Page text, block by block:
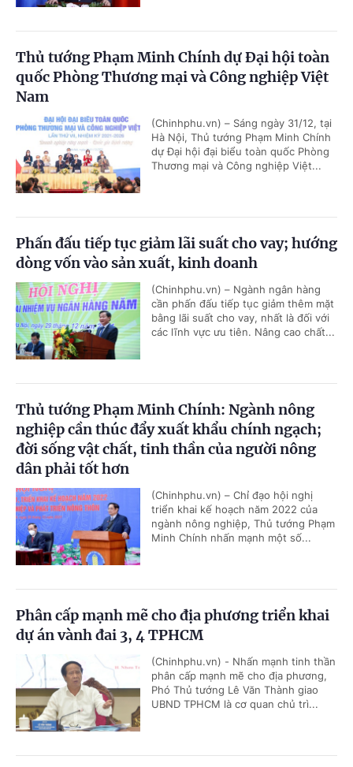
Thủ tướng Phạm Minh Chính dự Đại hội toàn
quốc Phòng Thương mại và Công nghiệp Việt
Nam
(Chinhphu.vn) – Sáng ngày 31/12, tại
Hà Nội, Thủ tướng Phạm Minh Chính
dự Đại hội đại biểu toàn quốc Phòng
Thương mại và Công nghiệp Việt...
Phấn đấu tiếp tục giảm lãi suất cho vay; hướng
dòng vốn vào sản xuất, kinh doanh
(Chinhphu.vn) – Ngành ngân hàng
cần phấn đấu tiếp tục giảm thêm mặt
bằng lãi suất cho vay, nhất là đối với
các lĩnh vực ưu tiên. Nâng cao chất...
Thủ tướng Phạm Minh Chính: Ngành nông
nghiệp cần thúc đẩy xuất khẩu chính ngạch;
đời sống vật chất, tinh thần của người nông
dân phải tốt hơn
(Chinhphu.vn) – Chỉ đạo hội nghị
triển khai kế hoạch năm 2022 của
ngành nông nghiệp, Thủ tướng Phạm
Minh Chính nhấn mạnh một số...
Phân cấp mạnh mẽ cho địa phương triển khai
dự án vành đai 3, 4 TPHCM
(Chinhphu.vn) - Nhấn mạnh tinh thần
phân cấp mạnh mẽ cho địa phương,
Phó Thủ tướng Lê Văn Thành giao
UBND TPHCM là cơ quan chủ trì...